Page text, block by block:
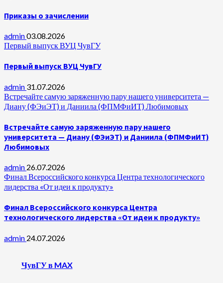
Приказы о зачислении
admin03.08.2026
Первый выпуск ВУЦ ЧувГУ
Первый выпуск ВУЦ ЧувГУ
admin 31.07.2026
Встречайте самую заряженную пару нашего университета —
Диану (ФЭиЭТ) и Даниила (ФПМФиИТ) Любимовых
Встречайте самую заряженную пару нашего
университета — Диану (ФЭиЭТ) и Даниила (ФПМФиИТ)
Любимовых
admin 26.07.2026
Финал Всероссийского конкурса Центра технологического
лидерства «От идеи к продукту»
Финал Всероссийского конкурса Центра
технологического лидерства «От идеи к продукту»
admin 24.07.2026
ЧувГУ в MAX